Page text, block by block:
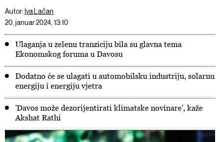
Autor: Iva Lačan
20. januar 2024, 13:10
Ulaganja u zelenu tranziciju bila su glavna tema
Ekonomskog foruma u Davosu
Dodatno će se ulagati u automobilsku industriju, solarnu
energiju i energiju vjetra
'Davos može dezorijentirati klimatske novinare', kaže
Akshat Rathi